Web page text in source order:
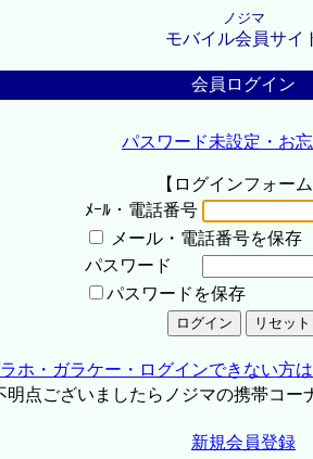
ノジマ
モバイル会員サイ
会員ログイン
パスワード未設定・お
【ログインフォーム
ﾒｰﾙ・電話番号
メール・電話番号を保存
パスワード
パスワードを保存
ホ・ガラケー・ログインできない方
点ございましたらノジマの携帯コー
新規会員登録